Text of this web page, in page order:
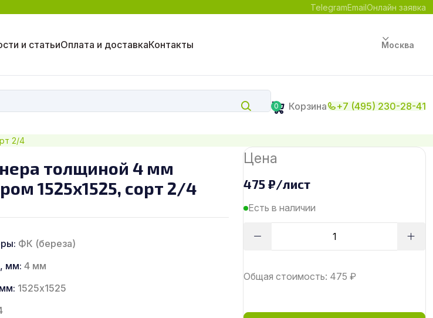
TelegramEmailОнлайн заявка
и статьиОплата и доставкаКонтакты Москва
0 Корзина +7 (495) 230-28-41
2/4
толщиной 4 мм
1525х1525, сорт 2/4
ФК (береза)
мм: 4 мм
1525х1525
Цена
475 ₽/лист
Есть в наличии
Общая стоимость: 475 ₽